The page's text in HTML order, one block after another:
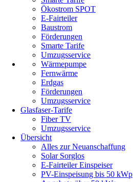
Ökostrom SPOT
E-Fairteiler
Baustrom
Förderungen
Smarte Tarife
Umzugsservice
Wärmepumpe
Fernwärme
Erdgas
Förderungen
Umzugsservice
Glasfaser-Tarife
Fiber TV
Umzugsservice
Übersicht
Alles zur Neuanschaffung
Solar Sorglos
E-Fairteiler Einspeiser
PV-Einspeisung bis 50 kWp